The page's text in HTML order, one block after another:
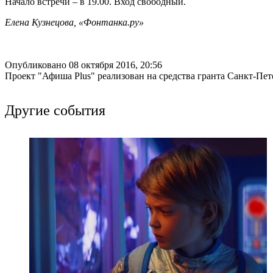
Елена Кузнецова, «Фонтанка.ру»
Опубликовано 08 октября 2016, 20:56
Проект "Афиша Plus" реализован на средства гранта Санкт-
Другие события